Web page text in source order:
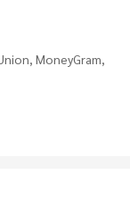
MoneyGram,